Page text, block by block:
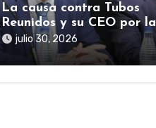
La causa contra Tubos
Reunidos y su CEO por la
ayuda estatal durante la
pandemia sigue abierta
julio 30, 2026